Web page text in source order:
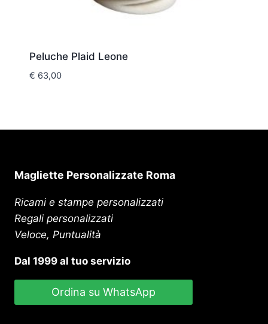
Peluche Plaid Leone
€ 63,00
Magliette Personalizzate Roma
Ricami e stampe personalizzati
Regali personalizzati
Veloce, Puntualità
Dal 1999 al tuo servizio
Ordina su WhatsApp